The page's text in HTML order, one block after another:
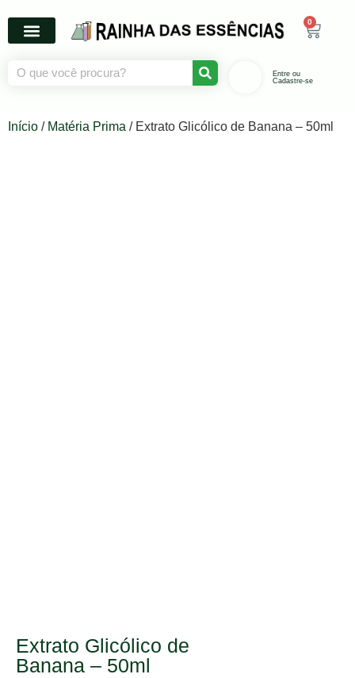
0
Entre ou
Cadastre-se
Início / Matéria Prima / Extrato Glicólico de Banana – 50ml
Extrato Glicólico de
Banana – 50ml